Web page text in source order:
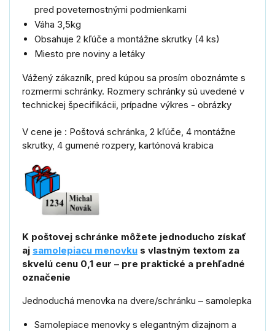
pred poveternostnými podmienkami
Váha 3,5kg
Obsahuje 2 kľúče a montážne skrutky (4 ks)
Miesto pre noviny a letáky
Vážený zákazník, pred kúpou sa prosím oboznámte s
rozmermi schránky. Rozmery schránky sú uvedené v
technickej špecifikácii, prípadne výkres - obrázky
V cene je : Poštová schránka, 2 kľúče, 4 montážne
skrutky, 4 gumené rozpery, kartónová krabica
K poštovej schránke môžete jednoducho získať
aj samolepiacu menovku s vlastným textom za
skvelú cenu 0,1 eur – pre praktické a prehľadné
označenie
Jednoduchá menovka na dvere/schránku – samolepka
Samolepiace menovky s elegantným dizajnom a